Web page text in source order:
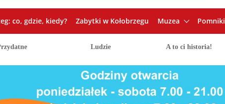
co, gdzie, kiedy? Zabytki w Kołobrzegu Muzea Pomniki
Ludzie A to ci historia!